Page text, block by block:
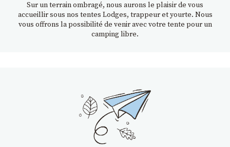
Sur un terrain ombragé, nous aurons le plaisir de vous
accueillir sous nos tentes Lodges, trappeur et yourte. Nous
vous offrons la possibilité de venir avec votre tente pour un
camping libre.